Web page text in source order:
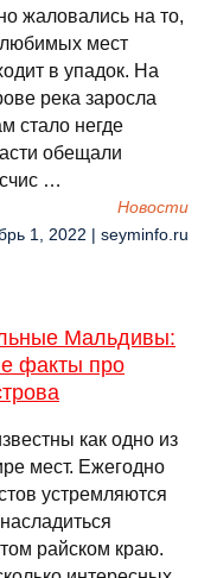
жаловались на то,
любимых мест
в упадок. На
река заросла
стало негде
обещали
…
Новости
1, 2022 | seyminfo.ru
Мальдивы:
факты про
как одно из
мест. Ежегодно
устремляются
райском краю.